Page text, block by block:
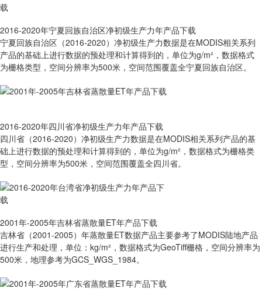
2016-2020年宁夏回族自治区净初级生产力年产品下载
宁夏回族自治区（2016-2020）净初级生产力数据是在MODIS相关系列
产品的基础上进行数据的预处理和计算得到的，单位为g/m²，数据格式
为栅格类型，空间分辨率为500米，空间范围覆盖全宁夏回族自治区。
2016-2020年四川省净初级生产力年产品下载
四川省（2016-2020）净初级生产力数据是在MODIS相关系列产品的基
础上进行数据的预处理和计算得到的，单位为g/m²，数据格式为栅格类
型，空间分辨率为500米，空间范围覆盖全四川省。
2001年-2005年吉林省蒸散量ET年产品下载
吉林省（2001-2005）年蒸散量ET数据产品主要参考了MODIS陆地产品
进行生产和处理，单位：kg/m²，数据格式为GeoTiff栅格，空间分辨率为
500米，地理参考为GCS_WGS_1984。